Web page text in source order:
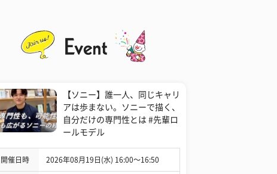
【ソニー】誰一人、同じキャリ
アは歩まない。ソニーで描く、
自分だけの専門性とは #先輩ロ
ールモデル
開催日時 2026年08月19日(水) 16:00〜16:50